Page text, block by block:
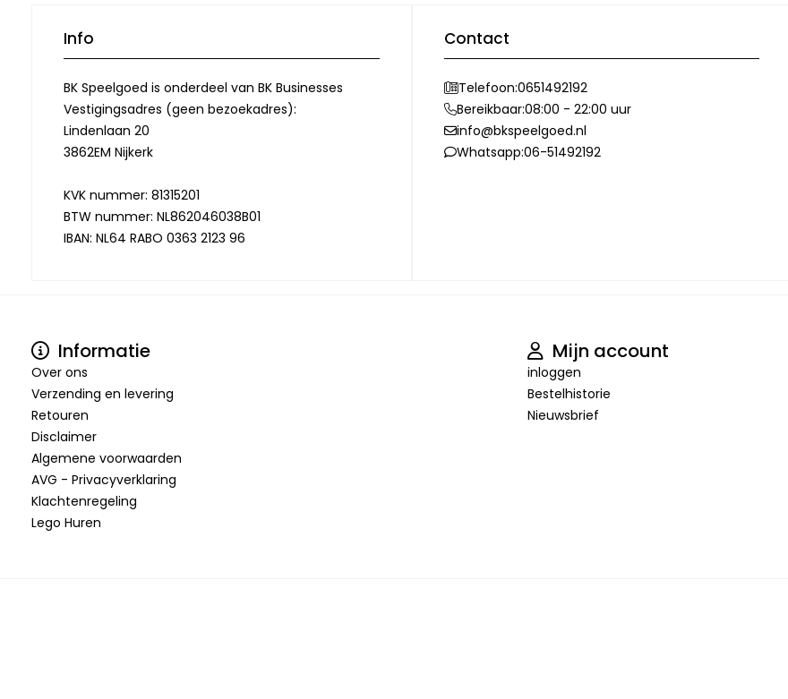
Info
BK Speelgoed is onderdeel van BK Businesses
Vestigingsadres (geen bezoekadres):
Lindenlaan 20
3862EM Nijkerk
KVK nummer: 81315201
BTW nummer: NL862046038B01
IBAN: NL64 RABO 0363 2123 96
Contact
Telefoon:0651492192
Bereikbaar:08:00 - 22:00 uur
info@bkspeelgoed.nl
Whatsapp:06-51492192
Informatie
Over ons
Verzending en levering
Retouren
Disclaimer
Algemene voorwaarden
AVG - Privacyverklaring
Klachtenregeling
Lego Huren
Mijn account
inloggen
Bestelhistorie
Nieuwsbrief